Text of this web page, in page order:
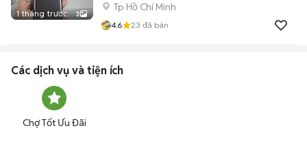
1 tháng trước 3
Tp Hồ Chí Minh
4.6 23 đã bán
Các dịch vụ và tiện ích
Chợ Tốt Ưu Đãi